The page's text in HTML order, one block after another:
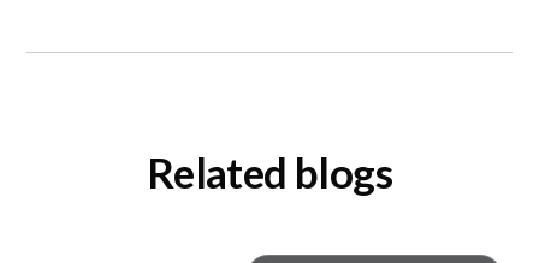
Related blogs